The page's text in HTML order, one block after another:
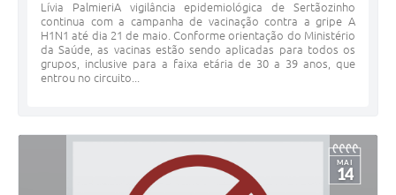
Lívia PalmieriA vigilância epidemiológica de Sertãozinho
continua com a campanha de vacinação contra a gripe A
H1N1 até dia 21 de maio. Conforme orientação do Ministério
da Saúde, as vacinas estão sendo aplicadas para todos os
grupos, inclusive para a faixa etária de 30 a 39 anos, que
entrou no circuito...
MAI
14